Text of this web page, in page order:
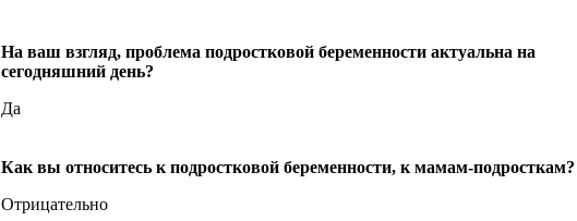
На ваш взгляд, проблема подростковой беременности актуальна на
сегодняшний день?
Да
Как вы относитесь к подростковой беременности, к мамам-подросткам?
Отрицательно